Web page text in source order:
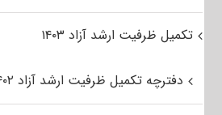
تکمیل ظرفیت ارشد آزاد ۱۴۰۳
دفترچه تکمیل ظرفیت ارشد آزاد ۱۴۰۲